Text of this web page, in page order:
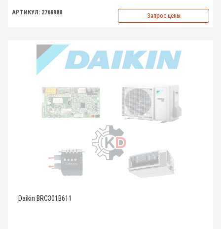
АРТИКУЛ: 2768988 Запрос цены
Daikin BRC301B611